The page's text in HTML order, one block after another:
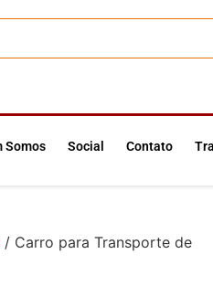
Somos Social Contato
/ Carro para Transporte de